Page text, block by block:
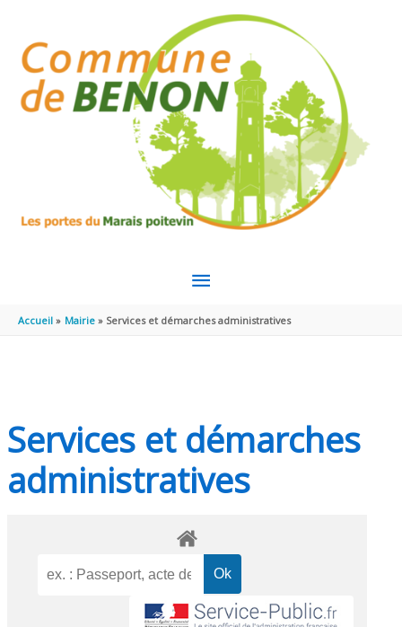
MENU
PRINCIPAL
Accueil Mairie Services et démarches administratives
Services et démarches
administratives